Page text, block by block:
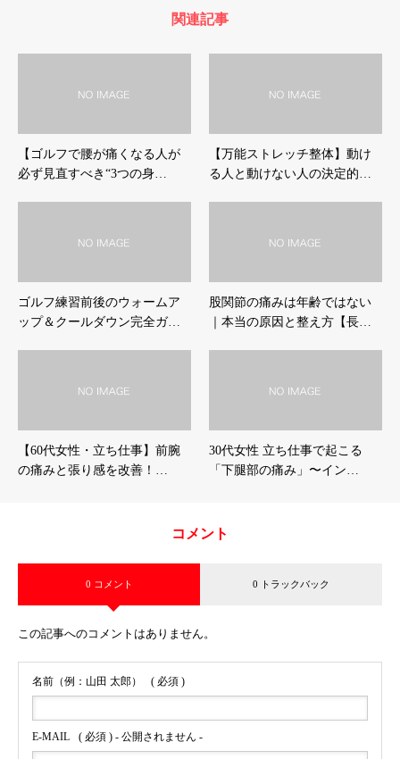
関連記事
【ゴルフで腰が痛くなる人が
必ず見直すべき“3つの身…
【万能ストレッチ整体】動け
る人と動けない人の決定的…
ゴルフ練習前後のウォームア
ップ＆クールダウン完全ガ…
股関節の痛みは年齢ではない
｜本当の原因と整え方【長…
【60代女性・立ち仕事】前腕
の痛みと張り感を改善！…
30代女性 立ち仕事で起こる
「下腿部の痛み」〜イン…
コメント
0 コメント 0 トラックバック
この記事へのコメントはありません。
名前（例：山田 太郎） ( 必須 )
E-MAIL ( 必須 ) - 公開されません -